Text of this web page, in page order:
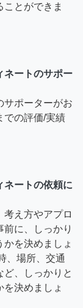
とができま
ネートのサポー
サポーターがお
での評価/実績
ネートの依頼に
え方やアプロ
に、しっかり
を決めましょ
、場所、交通
、しっかりと
決めましょ